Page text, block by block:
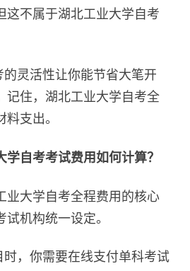
这不属于湖北工业大学自考
灵活性让你能节省大笔开
记住，湖北工业大学自考全
支出。
自考考试费用如何计算？‌
大学自考全程费用的核心
机构统一设定。
，你需要在线支付单科考试